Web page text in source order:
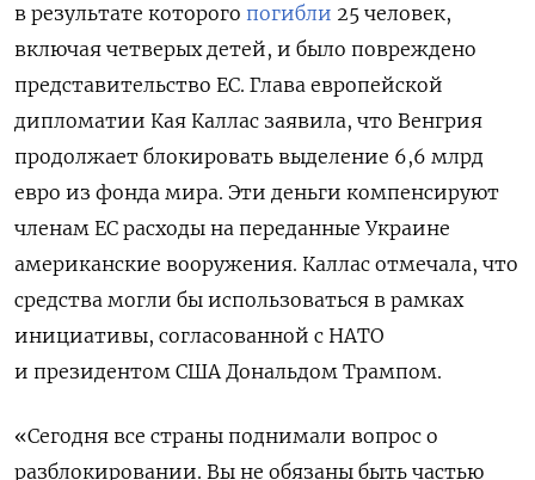
в результате которого погибли 25 человек,
включая четверых детей, и было повреждено
представительство ЕС. Глава европейской
дипломатии Кая Каллас заявила, что Венгрия
продолжает блокировать выделение 6,6 млрд
евро из фонда мира. Эти деньги компенсируют
членам ЕС расходы на переданные Украине
американские вооружения. Каллас отмечала, что
средства могли бы использоваться в рамках
инициативы, согласованной с НАТО
и президентом США Дональдом Трампом.
«Сегодня все страны поднимали вопрос о
разблокировании. Вы не обязаны быть частью